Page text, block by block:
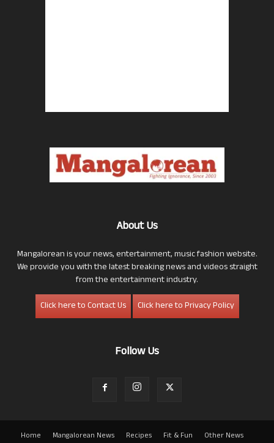
About Us
Mangalorean is your news, entertainment, music fashion website.
We provide you with the latest breaking news and videos straight
from the entertainment industry.
Click here to Contact Us
Click here to Privacy Policy
Follow Us
Home Mangalorean News Recipes Fit & Fun Other News